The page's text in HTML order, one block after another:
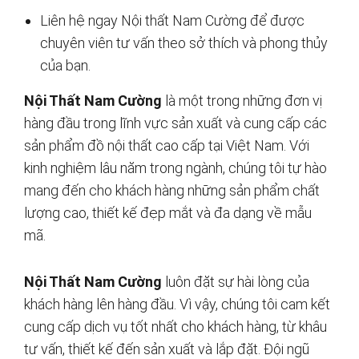
Liên hệ ngay Nội thất Nam Cường để được
chuyên viên tư vấn theo sở thích và phong thủy
của bạn.
Nội Thất Nam Cường là một trong những đơn vị
hàng đầu trong lĩnh vực sản xuất và cung cấp các
sản phẩm đồ nội thất cao cấp tại Việt Nam. Với
kinh nghiệm lâu năm trong ngành, chúng tôi tự hào
mang đến cho khách hàng những sản phẩm chất
lượng cao, thiết kế đẹp mắt và đa dạng về mẫu
mã.
Nội Thất Nam Cường luôn đặt sự hài lòng của
khách hàng lên hàng đầu. Vì vậy, chúng tôi cam kết
cung cấp dịch vụ tốt nhất cho khách hàng, từ khâu
tư vấn, thiết kế đến sản xuất và lắp đặt. Đội ngũ